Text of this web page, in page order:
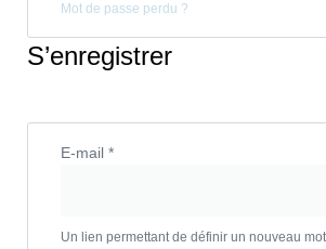
Mot de passe perdu ?
S’enregistrer
E-mail *
Un lien permettant de définir un nouveau